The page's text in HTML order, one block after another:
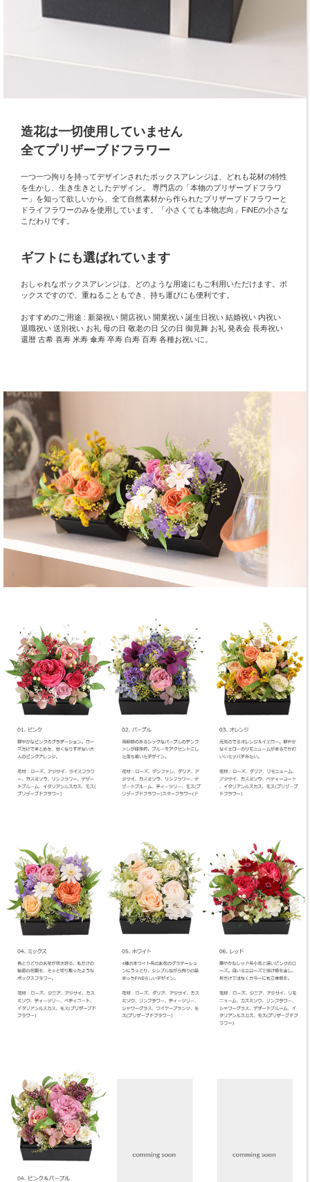
造花は一切使用していません
全てプリザーブドフラワー
一つ一つ拘りを持ってデザインされたボックスアレンジは、どれも花材の特性
を生かし、生き生きとしたデザイン。 専門店の「本物のプリザーブドフラワ
ー」を知って欲しいから、全て自然素材から作られたプリザーブドフラワーと
ドライフラワーのみを使用しています。「小さくても本物志向」FiNEの小さな
こだわりです。
ギフトにも選ばれています
おしゃれなボックスアレンジは、どのような用途にもご利用いただけます。ボ
ックスですので、重ねることもでき、持ち運びにも便利です。
おすすめのご用途 : 新築祝い 開店祝い 開業祝い 誕生日祝い 結婚祝い 内祝い
退職祝い 送別祝い お礼 母の日 敬老の日 父の日 御見舞 お礼 発表会 長寿祝い
還暦 古希 喜寿 米寿 傘寿 卒寿 白寿 百寿 各種お祝いに。